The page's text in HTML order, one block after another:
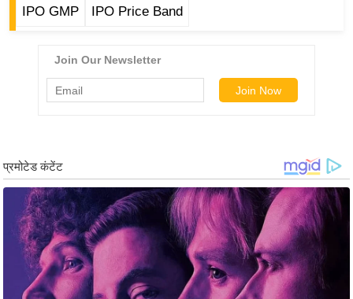
यं
त्य
ज
ग
त
ऑ
टो
व
IPO GMP IPO Price Band